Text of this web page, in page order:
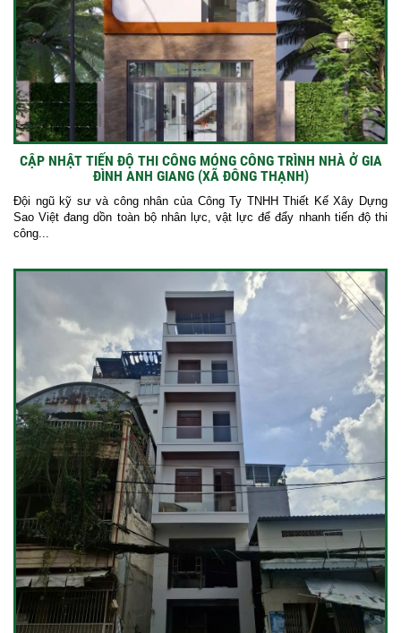
CẬP NHẬT TIẾN ĐỘ THI CÔNG MÓNG CÔNG TRÌNH NHÀ Ở GIA
ĐÌNH ANH GIANG (XÃ ĐÔNG THẠNH)
Đội ngũ kỹ sư và công nhân của Công Ty TNHH Thiết Kế Xây Dựng
Sao Việt đang dồn toàn bộ nhân lực, vật lực để đẩy nhanh tiến độ thi
công...